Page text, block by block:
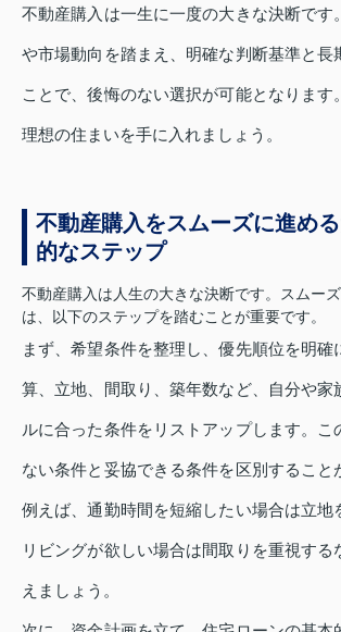
不動産購入は一生に一度の大きな決断です
や市場動向を踏まえ、明確な判断基準と長
ことで、後悔のない選択が可能となります
理想の住まいを手に入れましょう。
不動産購入をスムーズに進め
的なステップ
不動産購入は人生の大きな決断です。スムー
は、以下のステップを踏むことが重要です。
まず、希望条件を整理し、優先順位を明確
算、立地、間取り、築年数など、自分や家
ルに合った条件をリストアップします。こ
ない条件と妥協できる条件を区別すること
例えば、通勤時間を短縮したい場合は立地
リビングが欲しい場合は間取りを重視する
えましょう。